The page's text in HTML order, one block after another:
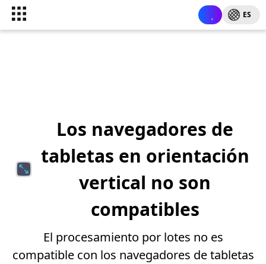
ES
Los navegadores de
tabletas en orientación
vertical no son
compatibles
El procesamiento por lotes no es
compatible con los navegadores de tabletas